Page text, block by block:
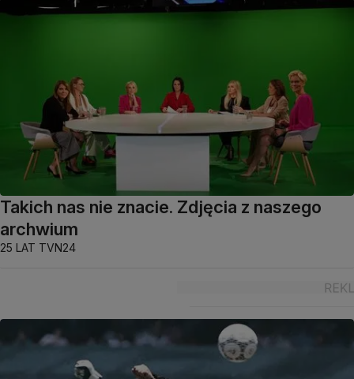
Takich nas nie znacie. Zdjęcia z naszego
archwium
25 LAT TVN24